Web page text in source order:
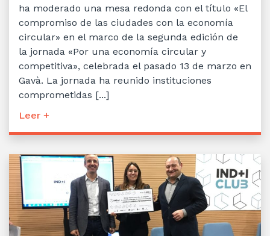
ha moderado una mesa redonda con el título «El
compromiso de las ciudades con la economía
circular» en el marco de la segunda edición de
la jornada «Por una economía circular y
competitiva», celebrada el pasado 13 de marzo en
Gavà. La jornada ha reunido instituciones
comprometidas [...]
Leer +